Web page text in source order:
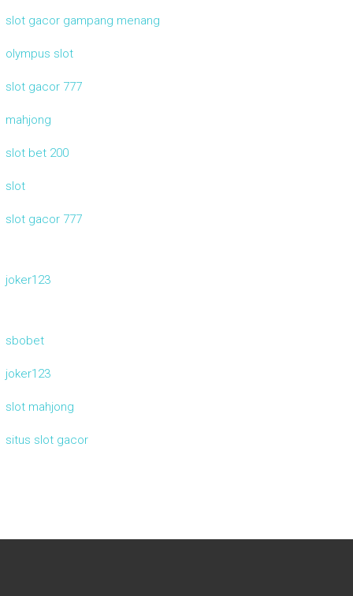
slot gacor gampang menang
olympus slot
slot gacor 777
mahjong
slot bet 200
slot
slot gacor 777
joker123
sbobet
joker123
slot mahjong
situs slot gacor